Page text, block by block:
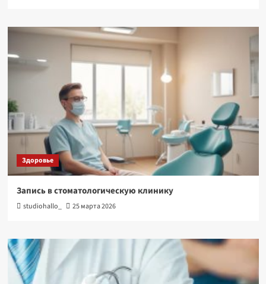
Здоровье
Запись в стоматологическую клинику
studiohallo_ 25 марта 2026